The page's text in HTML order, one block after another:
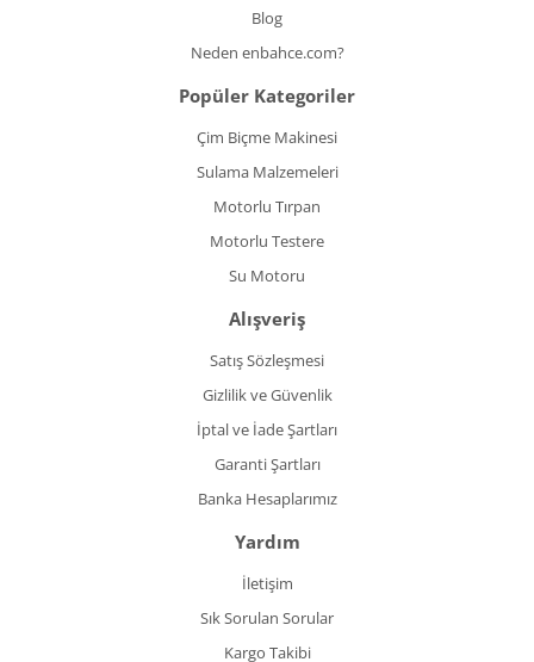
Blog
Neden enbahce.com?
Popüler Kategoriler
Çim Biçme Makinesi
Sulama Malzemeleri
Motorlu Tırpan
Motorlu Testere
Su Motoru
Alışveriş
Satış Sözleşmesi
Gizlilik ve Güvenlik
İptal ve İade Şartları
Garanti Şartları
Banka Hesaplarımız
Yardım
İletişim
Sık Sorulan Sorular
Kargo Takibi